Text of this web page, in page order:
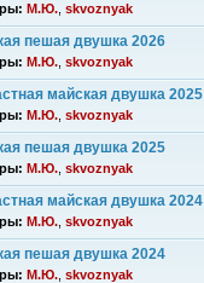
М.Ю. skvoznyak
пешая двушка 2026
М.Ю. skvoznyak
майская двушка 2025
М.Ю. skvoznyak
пешая двушка 2025
М.Ю. skvoznyak
майская двушка 2024
М.Ю. skvoznyak
пешая двушка 2024
М.Ю. skvoznyak